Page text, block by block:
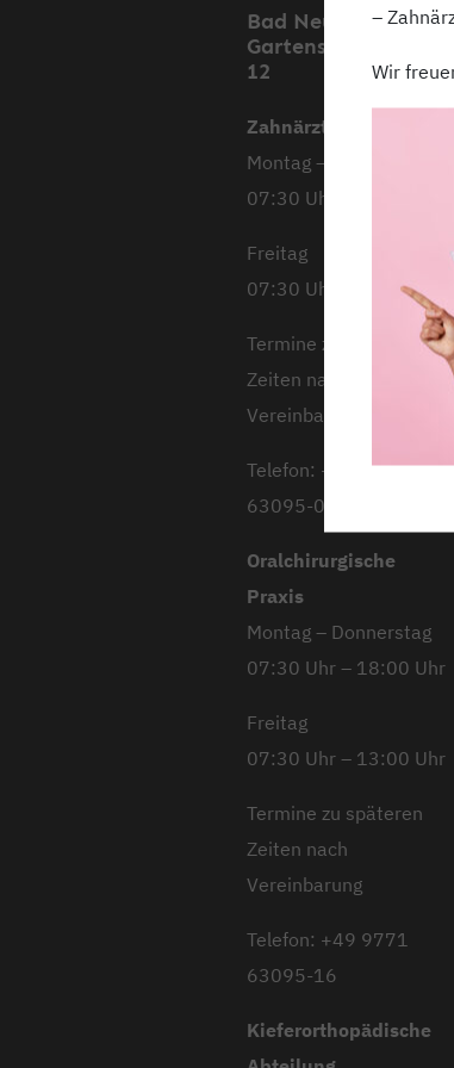
Bad Neustadt,
Gartenstraße 11 &
12
Zahnärztliche Praxis
Montag – Donnerstag
07:30 Uhr – 18:00 Uhr
Freitag
07:30 Uhr – 13:00 Uhr
Termine zu späteren
Zeiten nach
Vereinbarung
Telefon: +49 9771
63095-0/-13
Oralchirurgische
Praxis
Montag – Donnerstag
07:30 Uhr – 18:00 Uhr
Freitag
07:30 Uhr – 13:00 Uhr
Termine zu späteren
Zeiten nach
Vereinbarung
Telefon: +49 9771
63095-16
Kieferorthopädische
–
Wir